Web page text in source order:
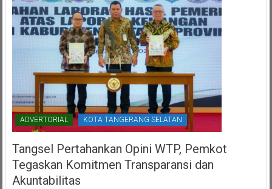
ADVERTORIAL KOTA TANGERANG SELATAN
Tangsel Pertahankan Opini WTP, Pemkot
Tegaskan Komitmen Transparansi dan
Akuntabilitas